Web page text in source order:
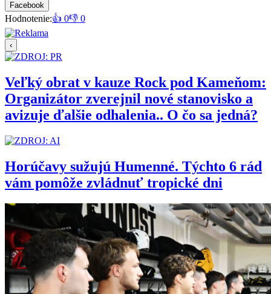
Facebook
Hodnotenie:👍 0👎 0
‹
Veľký obrat v kauze Rock pod Kameňom:
Organizátor zverejnil nové stanovisko a
avizuje ďalšie odhalenia.. O čo sa jedná?
Horúčavy sužujú Humenné. Týchto 6 rád
vám pomôže zvládnuť tropické dni